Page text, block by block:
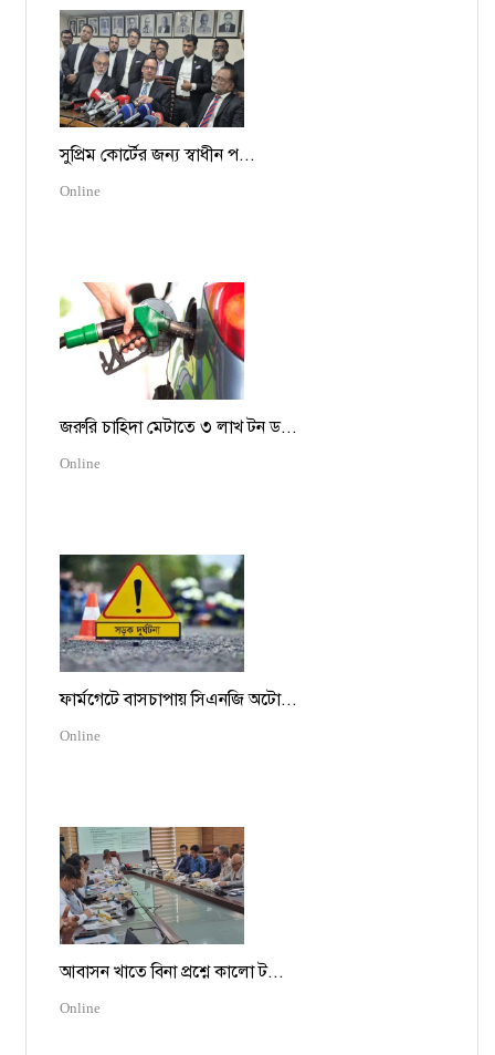
সুপ্রিম কোর্টের জন্য স্বাধীন প...
Online
জরুরি চাহিদা মেটাতে ৩ লাখ টন ড...
Online
ফার্মগেটে বাসচাপায় সিএনজি অটো...
Online
আবাসন খাতে বিনা প্রশ্নে কালো ট...
Online